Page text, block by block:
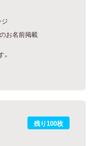
お名前掲載
残り100枚